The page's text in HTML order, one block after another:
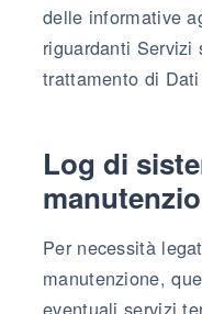
delle informative
riguardanti
trattamento di
Log di
Per necessità
manutenzione,
eventuali servizi